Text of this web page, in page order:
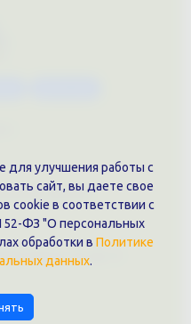
данных
28, оф. 51
улучшения работы с
сайт, вы даете свое
cookie в соответствии с
ФЗ "О персональных
обработки в Политике
данных.